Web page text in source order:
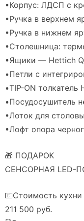
•Корпус: ЛДСП с
•Ручка в верхнем
•Ручка в нижнем
•Столешница:
•Ящики — Hettich
•Петли с
•TIP-ON толкатель
•Посудосушитель
•Лоток для
•Лофт опора
🎁 ПОДАРОК
СЕНСОРНАЯ LED-
💶Стоимость
211 500 руб.